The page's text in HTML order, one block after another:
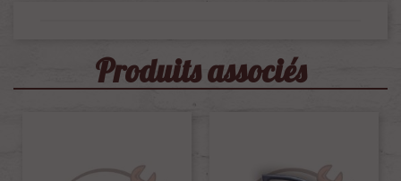
Produits associés